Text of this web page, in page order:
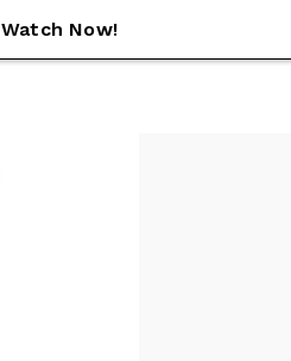
Watch Now!